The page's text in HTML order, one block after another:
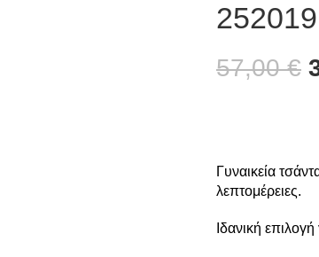
57,00€
Γυναικεία
λεπτομέρειες.
Ιδανική